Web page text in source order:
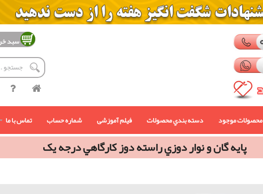
سبد
محصولات موجود دسته بندي محصولات فیلم آموزشی شماره حساب تماس با ما
پايه گان و نوار دوزي راسته دوز كارگاهي درجه یک